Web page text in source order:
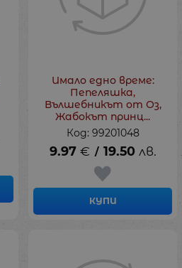
Имало едно време:
Пепеляшка,
Вълшебникът от Оз,
Жабокът принц...
Код: 99201048
9.97 € / 19.50 лв.
КУПИ